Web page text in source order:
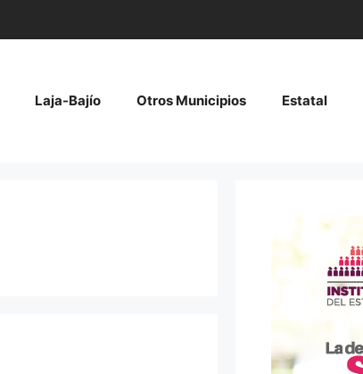
Laja-Bajío Otros Municipios Estatal